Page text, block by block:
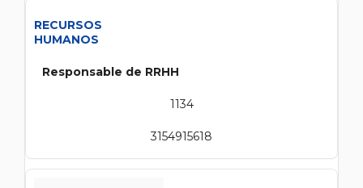
RECURSOS
HUMANOS
Responsable de RRHH
1134
3154915618